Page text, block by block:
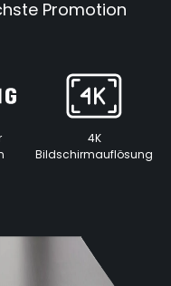
Promotion
4K
Bildschirmauflösung